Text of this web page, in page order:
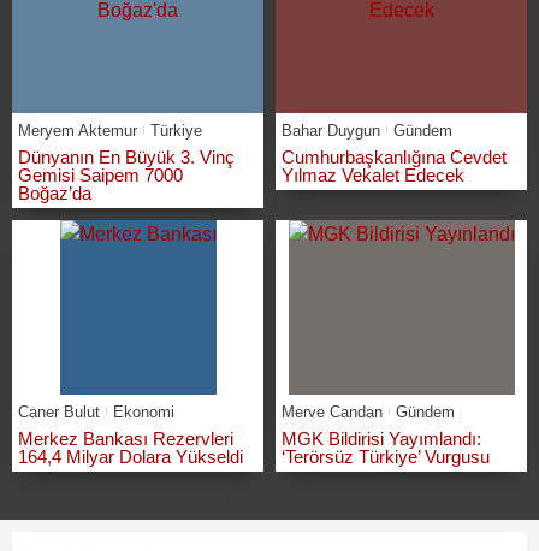
Meryem Aktemur Türkiye
Dünyanın En Büyük 3. Vinç
Gemisi Saipem 7000
Boğaz’da
Bahar Duygun Gündem
Cumhurbaşkanlığına Cevdet
Yılmaz Vekalet Edecek
Caner Bulut Ekonomi
Merkez Bankası Rezervleri
164,4 Milyar Dolara Yükseldi
Merve Candan Gündem
MGK Bildirisi Yayımlandı:
‘Terörsüz Türkiye’ Vurgusu